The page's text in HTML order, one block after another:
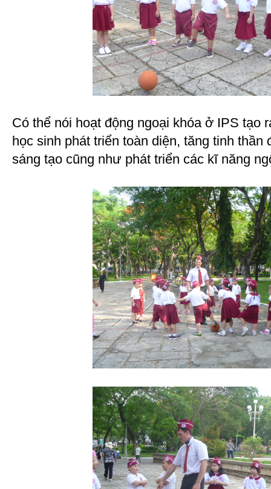
Có thể nói hoạt động ngoại khóa ở IPS tạo
học sinh phát triển toàn diện, tăng tinh
sáng tạo cũng như phát triển các kĩ năng